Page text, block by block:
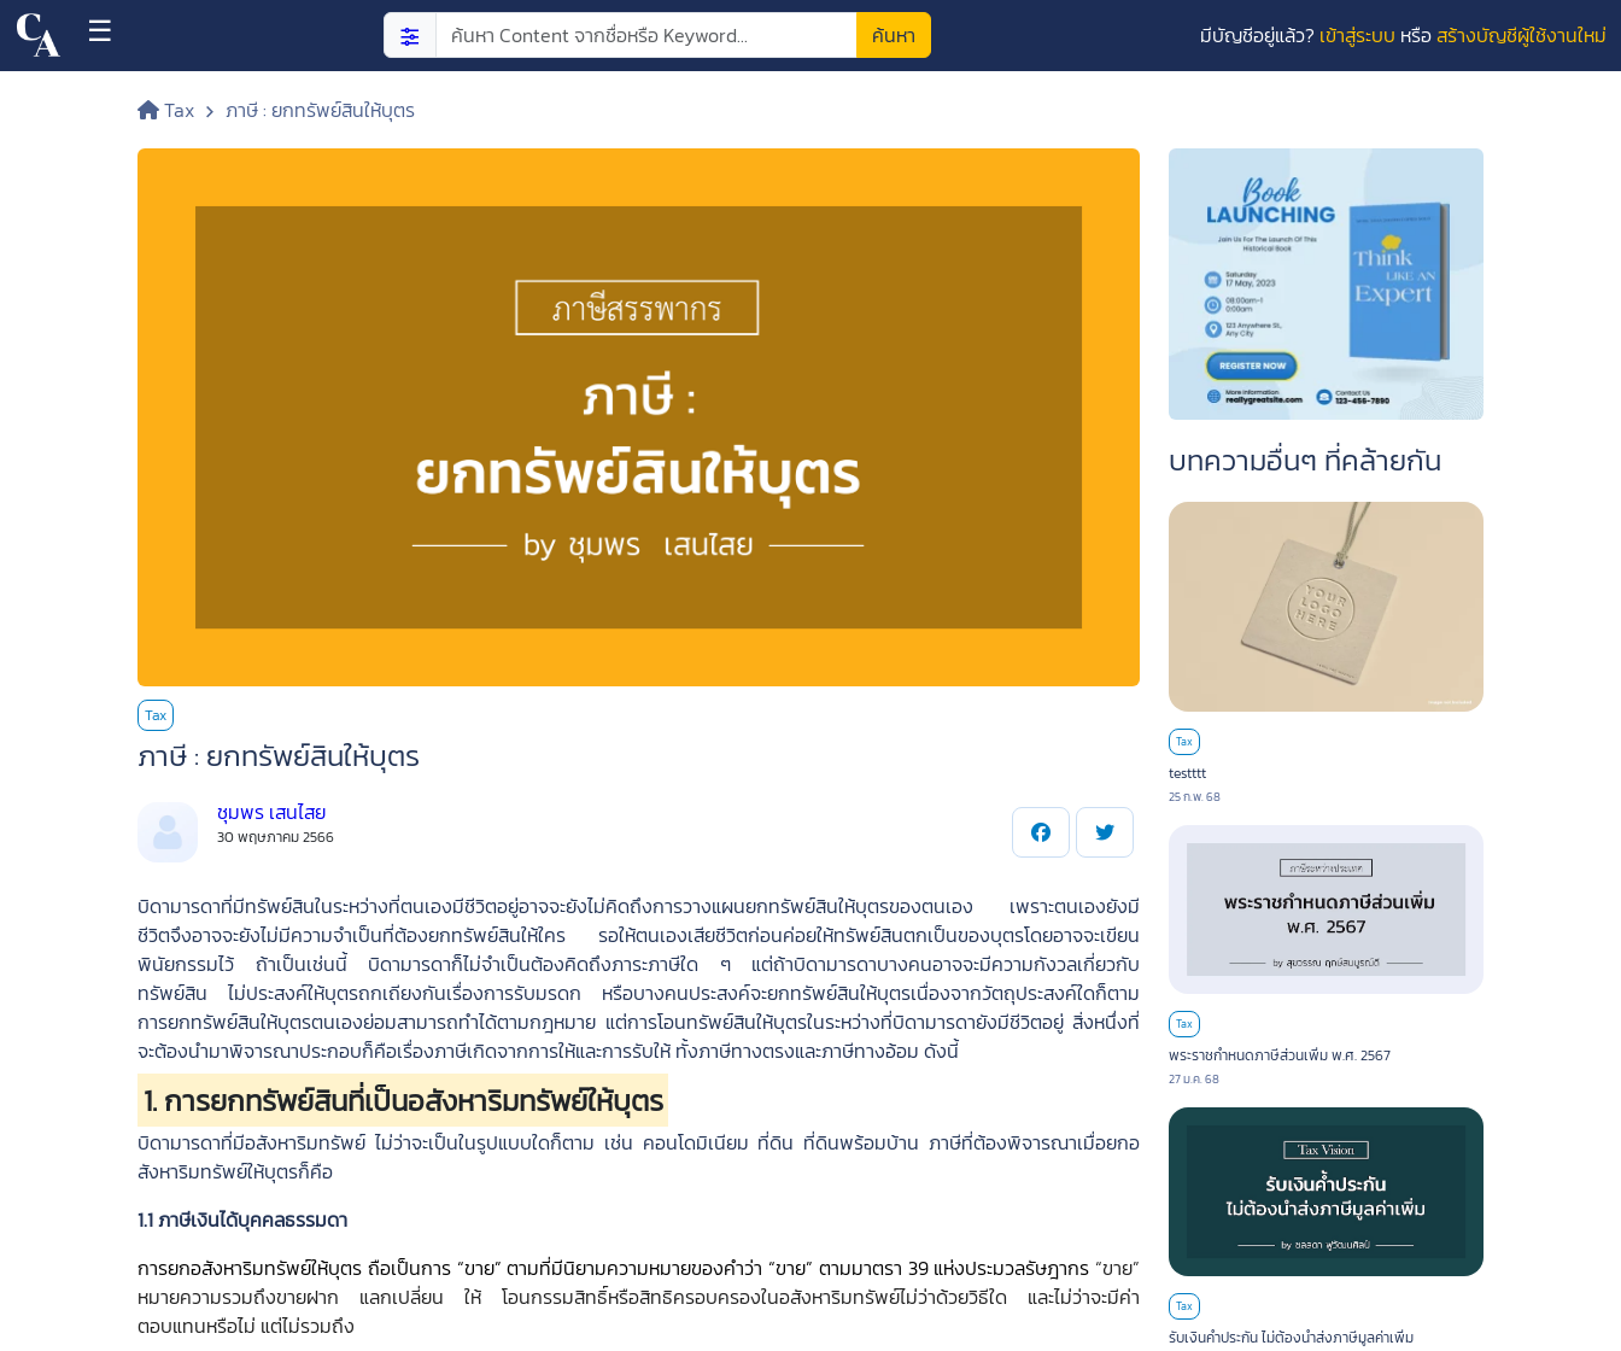
☰ ค้นหา มีบัญชีอยู่แล้ว? เข้าสู่ระบบ หรือสร้างบัญชีผู้ใช้งานใหม่
Tax ภาษี : ยกทรัพย์สินให้บุตร
Tax
ภาษี : ยกทรัพย์สินให้บุตร
ชุมพร เสนไสย
30 พฤษภาคม 2566
บิดามารดาที่มีทรัพย์สินในระหว่างที่ตนเองมีชีวิตอยู่อาจจะยังไม่คิดถึงการวางแผนยกทรัพย์สินให้บุตรของตนเอง เพราะตนเองยังมี
ชีวิตจึงอาจจะยังไม่มีความจำเป็นที่ต้องยกทรัพย์สินให้ใคร รอให้ตนเองเสียชีวิตก่อนค่อยให้ทรัพย์สินตกเป็นของบุตรโดยอาจจะเขียน
พินัยกรรมไว้ ถ้าเป็นเช่นนี้ บิดามารดาก็ไม่จำเป็นต้องคิดถึงภาระภาษีใด ๆ แต่ถ้าบิดามารดาบางคนอาจจะมีความกังวลเกี่ยวกับ
ทรัพย์สิน ไม่ประสงค์ให้บุตรถกเถียงกันเรื่องการรับมรดก หรือบางคนประสงค์จะยกทรัพย์สินให้บุตรเนื่องจากวัตถุประสงค์ใดก็ตาม
การยกทรัพย์สินให้บุตรตนเองย่อมสามารถทำได้ตามกฎหมาย แต่การโอนทรัพย์สินให้บุตรในระหว่างที่บิดามารดายังมีชีวิตอยู่ สิ่งหนึ่งที่
จะต้องนำมาพิจารณาประกอบก็คือเรื่องภาษีเกิดจากการให้และการรับให้ ทั้งภาษีทางตรงและภาษีทางอ้อม ดังนี้
1. การยกทรัพย์สินที่เป็นอสังหาริมทรัพย์ให้บุตร
บิดามารดาที่มีอสังหาริมทรัพย์ ไม่ว่าจะเป็นในรูปแบบใดก็ตาม เช่น คอนโดมิเนียม ที่ดิน ที่ดินพร้อมบ้าน ภาษีที่ต้องพิจารณาเมื่อยกอ
สังหาริมทรัพย์ให้บุตรก็คือ
1.1 ภาษีเงินได้บุคคลธรรมดา
การยกอสังหาริมทรัพย์ให้บุตร ถือเป็นการ “ขาย” ตามที่มีนิยามความหมายของคำว่า “ขาย” ตามมาตรา 39 แห่งประมวลรัษฎากร “ขาย”
หมายความรวมถึงขายฝาก แลกเปลี่ยน ให้ โอนกรรมสิทธิ์หรือสิทธิครอบครองในอสังหาริมทรัพย์ไม่ว่าด้วยวิธีใด และไม่ว่าจะมีค่า
ตอบแทนหรือไม่ แต่ไม่รวมถึง
บทความอื่นๆ ที่คล้ายกัน
Tax
testttt
25 ก.พ. 68
Tax
พระราชกำหนดภาษีส่วนเพิ่ม พ.ศ. 2567
27 ม.ค. 68
Tax
รับเงินค้ำประกัน ไม่ต้องนำส่งภาษีมูลค่าเพิ่ม
×